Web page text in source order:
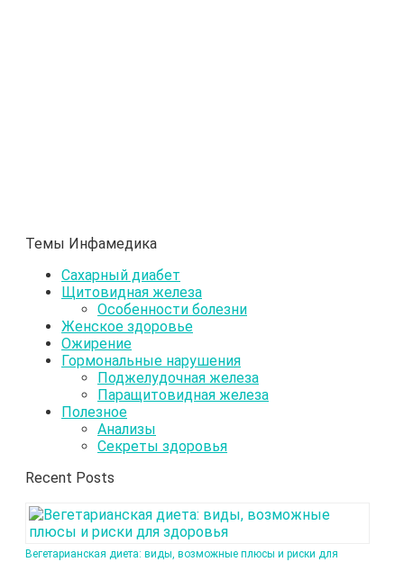
Темы Инфамедика
Сахарный диабет
Щитовидная железа
Особенности болезни
Женское здоровье
Ожирение
Гормональные нарушения
Поджелудочная железа
Паращитовидная железа
Полезное
Анализы
Секреты здоровья
Recent Posts
Вегетарианская диета: виды, возможные плюсы и риски для